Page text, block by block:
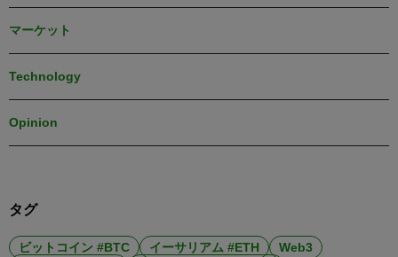
マーケット
Technology
Opinion
タグ
ビットコイン #BTC イーサリアム #ETH
Web3